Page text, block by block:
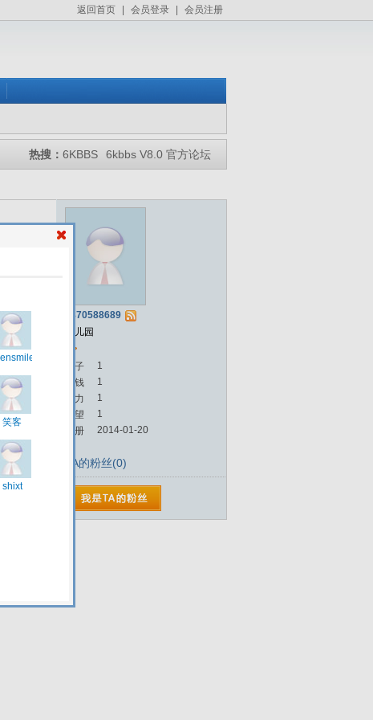
返回首页 会员登录 会员注册
热搜： 6KBBS 6kbbs V8.0 官方论坛
1870588689
幼儿园
帖子
1
金钱
1
魅力
1
威望
1
注册
2014-01-20
TA的粉丝(0)